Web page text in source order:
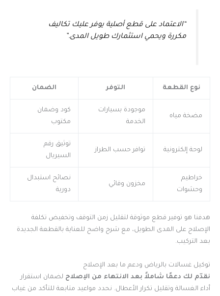
“الاعتماد على قطع أصلية يوفر عليك تكاليف
مكررة ويحمي استثمارك طويل المدى.”
نوع القطعة التوفر الضمان
مضخة مياه
موجودة بسيارات
الخدمة
كود وضمان
مكتوب
لوحة إلكترونية توافر حسب الطراز
توثيق رقم
السيريال
خراطيم
وحشوات
مخزون وقائي
نصائح استبدال
دورية
هدفنا هو توفير قطع موثوقة لتقليل زمن التوقف وتخفيض تكلفة
الإصلاح على المدى الطويل، مع شرح واضح للعناية بالقطعة الجديدة
بعد التركيب.
توكيل غسالات بالرياض ودعم ما بعد الإصلاح
نقدّم لك دعمًا شاملاً بعد الانتهاء من الإصلاح لضمان استقرار
أداء الغسالة وتقليل تكرار الأعطال. نحدد مواعيد متابعة للتأكد من غياب